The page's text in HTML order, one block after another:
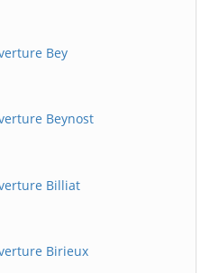
Bey
Beynost
Billiat
Birieux